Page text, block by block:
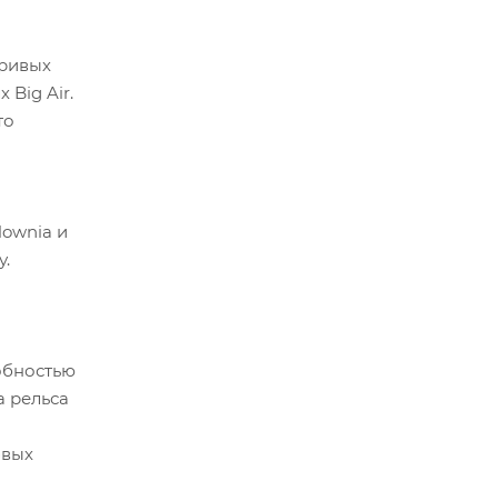
Big Air.
и
рельса